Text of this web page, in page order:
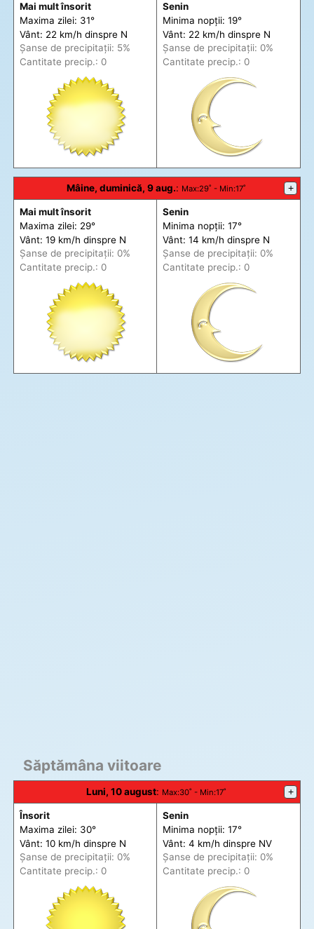
Mai mult însorit
Maxima zilei: 31°
Vânt: 22 km/h dinspre N
Șanse de precipitații: 5%
Cantitate precip.: 0
Senin
Minima nopții: 19°
Vânt: 22 km/h dinspre N
Șanse de precipitații: 0%
Cantitate precip.: 0
Mâine, duminică, 9 aug.: Max:29˚ - Min:17˚ +
Mai mult însorit
Maxima zilei: 29°
Vânt: 19 km/h dinspre N
Șanse de precipitații: 0%
Cantitate precip.: 0
Senin
Minima nopții: 17°
Vânt: 14 km/h dinspre N
Șanse de precipitații: 0%
Cantitate precip.: 0
Săptămâna viitoare
Luni, 10 august: Max:30˚ - Min:17˚ +
Însorit
Maxima zilei: 30°
Vânt: 10 km/h dinspre N
Șanse de precipitații: 0%
Cantitate precip.: 0
Senin
Minima nopții: 17°
Vânt: 4 km/h dinspre NV
Șanse de precipitații: 0%
Cantitate precip.: 0